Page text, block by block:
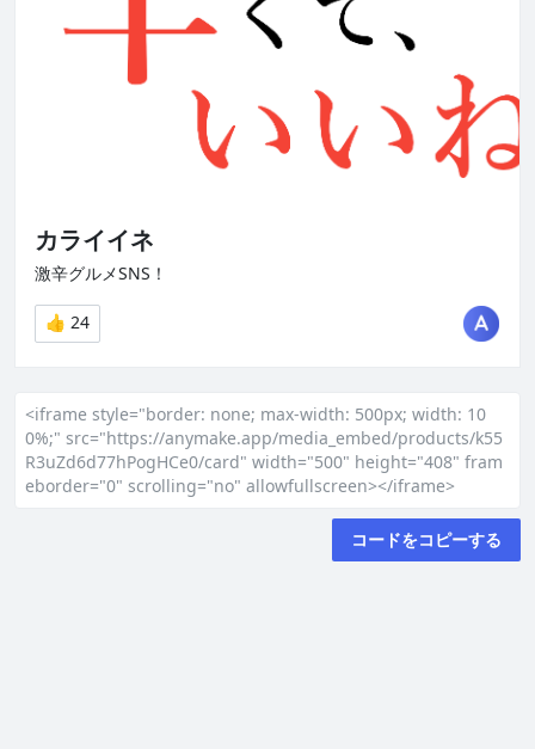
<iframe style="border: none; max-width: 500px; width: 10
0%;" src="https://anymake.app/media_embed/products/k55
R3uZd6d77hPogHCe0/card" width="500" height="408" fram
eborder="0" scrolling="no" allowfullscreen></iframe>
コードをコピーする